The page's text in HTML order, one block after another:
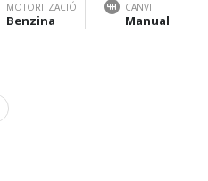
MOTORITZACIÓ
Benzina
CANVI
Manual